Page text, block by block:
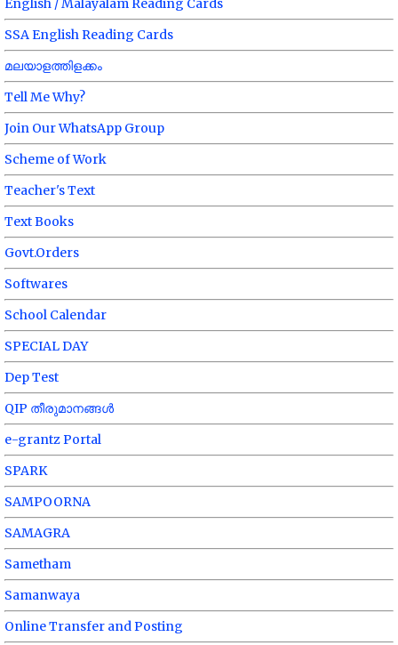
English / Malayalam Reading Cards
SSA English Reading Cards
മലയാളത്തിളക്കം
Tell Me Why?
Join Our WhatsApp Group
Scheme of Work
Teacher's Text
Text Books
Govt.Orders
Softwares
School Calendar
SPECIAL DAY
Dep Test
QIP തീരുമാനങ്ങൾ
e-grantz Portal
SPARK
SAMPOORNA
SAMAGRA
Sametham
Samanwaya
Online Transfer and Posting